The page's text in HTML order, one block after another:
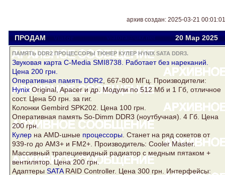
архив создан: 2025-03-21 00:01:01
ПРОДАМ Viator viatora@ukr.net 20 Мар2025
ПАМЯТЬ DDR2 ПРОЦЕССОРЫ ТЮНЕР КУЛЕР HYNIX SATA DDR3.
Звуковая карта C-Media SMI8738. Работает без нареканий.
Цена 200 грн.
Оперативная память DDR2 , 667-800 МГц. Производители:
HynixOriginal, Apacer и др. Модули по 512 Мб и 1 Гб, отличное
сост. Цена 50 грн. за гиг.
Колонки Gembird SPK202. Цена 100 грн.
Оперативная память So-Dimm DDR3 (ноутбучная). 4 Гб. Цена
200 грн.
Кулер на AMD-шные процессоры . Станет на ряд сокетов от
939-го до AM3+ и FM2+. Производитель: Cooler Master.
Массивный трапециевидный радиатор с медным пятаком +
вентилятор. Цена 200 грн.
Адаптеры SATARAID Controller. Цена 300 грн. Интерфейсы: